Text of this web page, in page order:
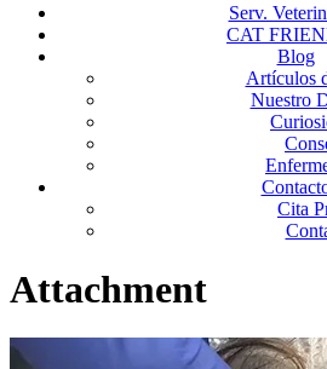
Serv.
CAT
Blog
Artículos
Nuestro
Cita
Attachment